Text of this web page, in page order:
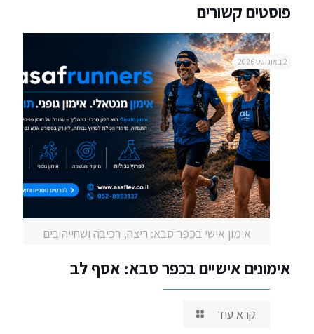
פוסטים קשורים
אימון אישי בכפר סבא: ריצה, רכיבה ושחייה בים
2 באוגוסט 2026
אימונים אישיים בכפר סבא: אסף לב
קרא עוד